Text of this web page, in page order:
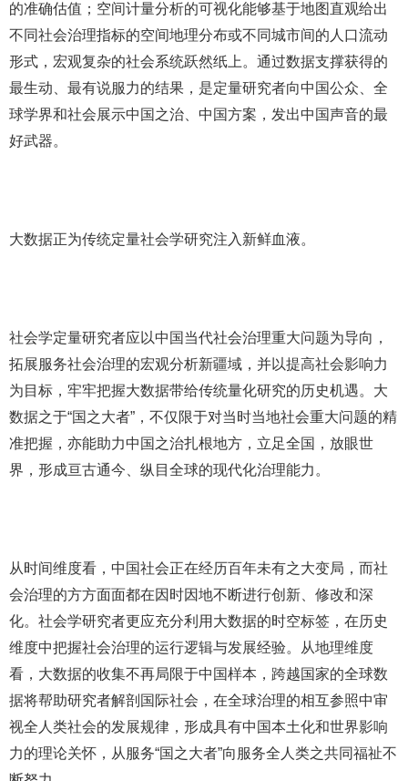
的准确估值；空间计量分析的可视化能够基于地图直观给出
不同社会治理指标的空间地理分布或不同城市间的人口流动
形式，宏观复杂的社会系统跃然纸上。通过数据支撑获得的
最生动、最有说服力的结果，是定量研究者向中国公众、全
球学界和社会展示中国之治、中国方案，发出中国声音的最
好武器。
大数据正为传统定量社会学研究注入新鲜血液。
社会学定量研究者应以中国当代社会治理重大问题为导向，
拓展服务社会治理的宏观分析新疆域，并以提高社会影响力
为目标，牢牢把握大数据带给传统量化研究的历史机遇。大
数据之于“国之大者”，不仅限于对当时当地社会重大问题的精
准把握，亦能助力中国之治扎根地方，立足全国，放眼世
界，形成亘古通今、纵目全球的现代化治理能力。
从时间维度看，中国社会正在经历百年未有之大变局，而社
会治理的方方面面都在因时因地不断进行创新、修改和深
化。社会学研究者更应充分利用大数据的时空标签，在历史
维度中把握社会治理的运行逻辑与发展经验。从地理维度
看，大数据的收集不再局限于中国样本，跨越国家的全球数
据将帮助研究者解剖国际社会，在全球治理的相互参照中审
视全人类社会的发展规律，形成具有中国本土化和世界影响
力的理论关怀，从服务“国之大者”向服务全人类之共同福祉不